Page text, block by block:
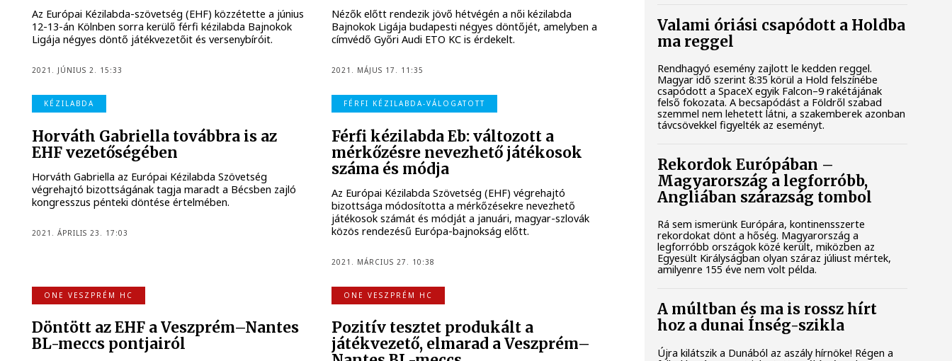
Az Európai Kézilabda-szövetség (EHF) közzétette a június
12-13-án Kölnben sorra kerülő férfi kézilabda Bajnokok
Ligája négyes döntő játékvezetőit és versenybíróit.
2021. JÚNIUS 2. 15:33
Nézők előtt rendezik jövő hétvégén a női kézilabda
Bajnokok Ligája budapesti négyes döntőjét, amelyben a
címvédő Győri Audi ETO KC is érdekelt.
2021. MÁJUS 17. 11:35
KÉZILABDA
Horváth Gabriella továbbra is az
EHF vezetőségében
Horváth Gabriella az Európai Kézilabda Szövetség
végrehajtó bizottságának tagja maradt a Bécsben zajló
kongresszus pénteki döntése értelmében.
2021. ÁPRILIS 23. 17:03
FÉRFI KÉZILABDA-VÁLOGATOTT
Férfi kézilabda Eb: változott a
mérkőzésre nevezhető játékosok
száma és módja
Az Európai Kézilabda Szövetség (EHF) végrehajtó
bizottsága módosította a mérkőzésekre nevezhető
játékosok számát és módját a januári, magyar-szlovák
közös rendezésű Európa-bajnokság előtt.
2021. MÁRCIUS 27. 10:38
ONE VESZPRÉM HC
Döntött az EHF a Veszprém–Nantes
BL-meccs pontjairól
ONE VESZPRÉM HC
Pozitív tesztet produkált a
játékvezető, elmarad a Veszprém–
Valami óriási csapódott a Holdba
ma reggel
Rendhagyó esemény zajlott le kedden reggel.
Magyar idő szerint 8:35 körül a Hold felszínébe
csapódott a SpaceX egyik Falcon–9 rakétájának
felső fokozata. A becsapódást a Földről szabad
szemmel nem lehetett látni, a szakemberek azonban
távcsövekkel figyelték az eseményt.
Rekordok Európában –
Magyarország a legforróbb,
Angliában szárazság tombol
Rá sem ismerünk Európára, kontinensszerte
rekordokat dönt a hőség. Magyarország a
legforróbb országok közé került, miközben az
Egyesült Királyságban olyan száraz júliust mértek,
amilyenre 155 éve nem volt példa.
A múltban és ma is rossz hírt
hoz a dunai Ínség-szikla
Újra kilátszik a Dunából az aszály hírnöke! Régen a